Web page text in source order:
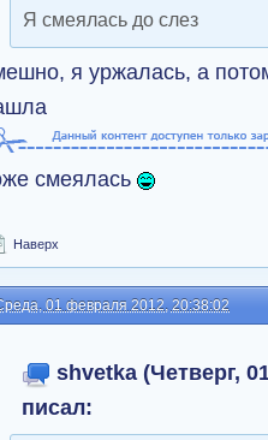
Я смеялась до слез
я уржалась, а
смеялась
Наверх
01 февраля 2012, 20:38:02
shvetka (Четверг,
писал: